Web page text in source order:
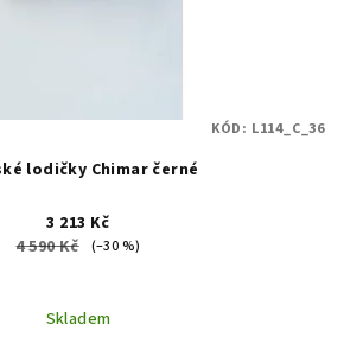
lodičky Chimar černé
3 213 Kč
4 590 Kč
(–30 %)
Skladem
KÓD: L114_C_36